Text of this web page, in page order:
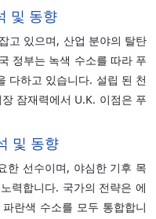
및 동향
고 있으며, 산업 분야의 탈탄
정부는 녹색 수소를 따라 푸
다하고 있습니다. 설립 된 천
잠재력에서 U.K. 이점은 푸
및 동향
한 선수이며, 야심한 기후 목
력합니다. 국가의 전략은 에
란색 수소를 모두 통합합니